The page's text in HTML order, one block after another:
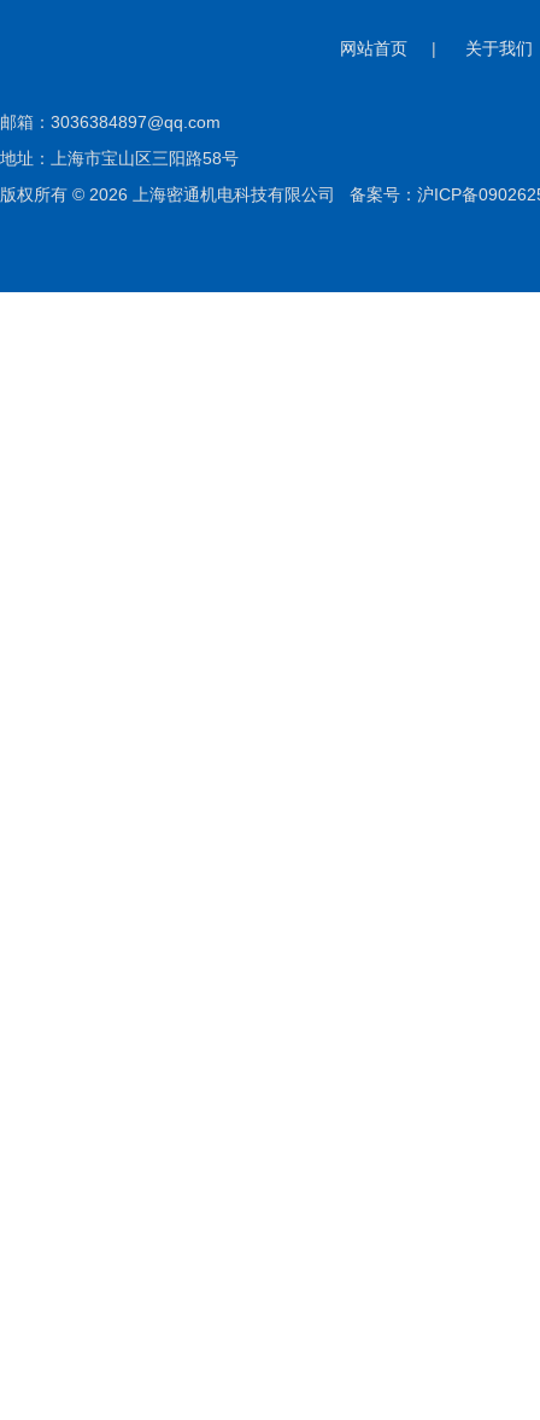
网站首页 | 关于我们
邮箱： 3036384897@qq.com
地址：上海市宝山区三阳路58号
版权所有 © 2026 上海密通机电科技有限公司 备案号：沪ICP备